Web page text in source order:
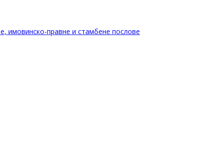
имовинско-правне и стамбене послове